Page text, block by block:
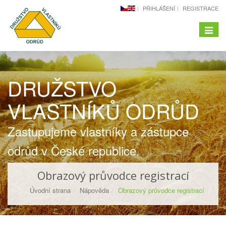
PŘIHLÁŠENÍ REGISTRACE
Menu
-
DRUŽSTVO
VLASTNÍKŮ ODRŮD
Zastupujeme vlastníky a zástupce
odrůd v České republice.
Obrazový průvodce registrací
Úvodní strana Nápověda Obrazový průvodce registrací